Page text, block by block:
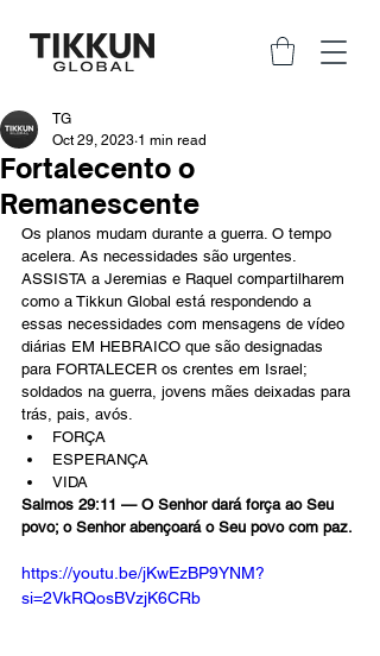
Fortalecento o
Remanescente
TG
Oct 29, 2023 1 min read
Os planos mudam durante a guerra. O tempo
acelera. As necessidades são urgentes.
ASSISTA a Jeremias e Raquel compartilharem
como a Tikkun Global está respondendo a
essas necessidades com mensagens de vídeo
diárias EM HEBRAICO que são designadas
para FORTALECER os crentes em Israel;
soldados na guerra, jovens mães deixadas para
trás, pais, avós.
FORÇA
ESPERANÇA
VIDA
Salmos 29:11 — O Senhor dará força ao Seu
povo; o Senhor abençoará o Seu povo com paz.
https://youtu.be/jKwEzBP9YNM?
si=2VkRQosBVzjK6CRb